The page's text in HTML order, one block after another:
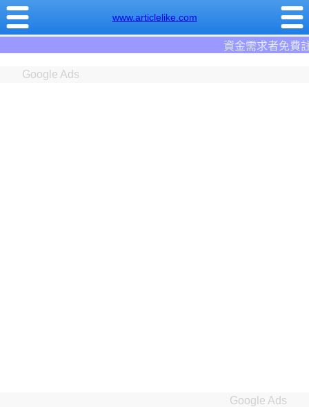
www.articlelike.com
資金需求者免費註冊:9597借錢網。全台前
Google Ads
Google Ads